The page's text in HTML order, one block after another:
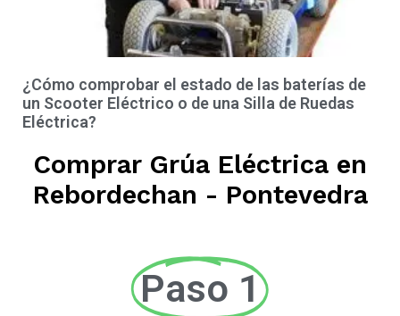
¿Cómo comprobar el estado de las baterías de
un Scooter Eléctrico o de una Silla de Ruedas
Eléctrica?
Comprar Grúa Eléctrica en
Rebordechan - Pontevedra
Paso 1